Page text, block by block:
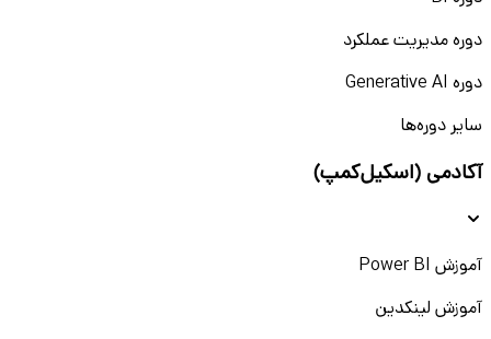
دوره مدیریت عملکرد
دوره Generative AI
سایر دوره‌ها
آکادمی (اسکیل‌کمپ)
آموزش Power BI
آموزش لینکدین